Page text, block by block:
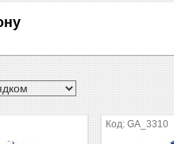
GA_3310